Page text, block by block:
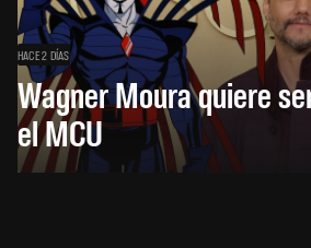
HACE 2 DÍAS
Wagner Moura quiere
el MCU